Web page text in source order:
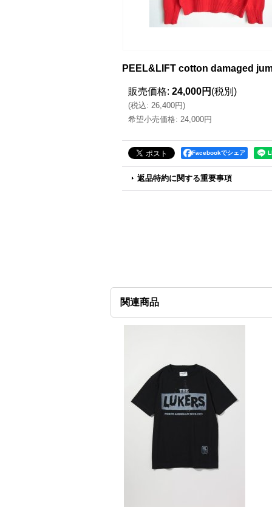
PEEL&LIFT cotton damaged
販売価格: 24,000円 (税別)
(税込: 26,400円)
希望小売価格: 24,000円
Facebookでシェア
返品特約に関する重要事項
関連商品